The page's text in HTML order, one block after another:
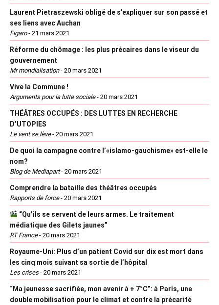
Laurent Pietraszewski obligé de s’expliquer sur son passé et
ses liens avec Auchan
Figaro- 21 mars 2021
Réforme du chômage : les plus précaires dans le viseur du
gouvernement
Mr mondialisation- 20 mars 2021
Vive la Commune !
Arguments pour la lutte sociale- 20 mars 2021
THÉÂTRES OCCUPÉS : DES LUTTES EN RECHERCHE
D’UTOPIES
Le vent se lève- 20 mars 2021
De quoi la campagne contre l’«islamo-gauchisme» est-elle le
nom?
Blog de Mediapart- 20 mars 2021
Comprendre la bataille des théâtres occupés
Rapports de force- 20 mars 2021
“Qu’ils se servent de leurs armes. Le traitement
médiatique des Gilets jaunes”
RT France- 20 mars 2021
Royaume-Uni: Plus d’un patient Covid sur dix est mort dans
les cinq mois suivant sa sortie de l’hôpital
Les crises- 20 mars 2021
“Ma jeunesse sacrifiée, mon avenir à + 7°C”: à Paris, une
double mobilisation pour le climat et contre la précarité